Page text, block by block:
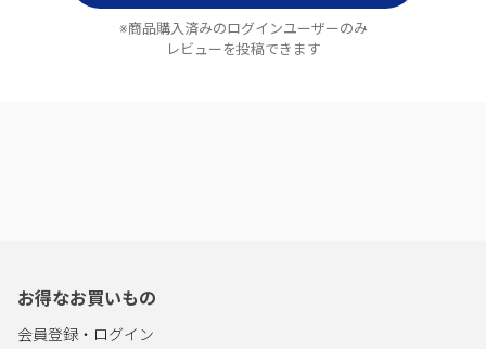
※商品購入済みのログインユーザーのみ
レビューを投稿できます
お得なお買いもの
会員登録・ログイン